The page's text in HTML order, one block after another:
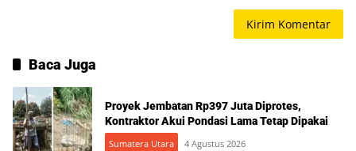
Baca Juga
Proyek Jembatan Rp397 Juta Diprotes,
Kontraktor Akui Pondasi Lama Tetap Dipakai
Sumatera Utara 4 Agustus 2026